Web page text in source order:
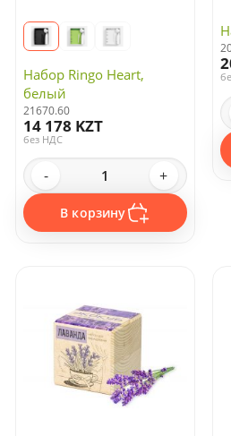
Набор Ringo Heart,
белый
21670.60
14 178 KZT
без НДС
- +
В корзину